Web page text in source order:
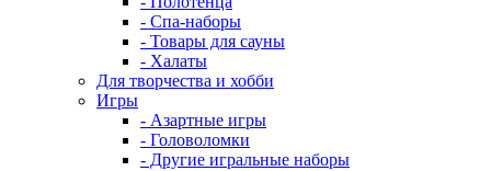
- Спа-наборы
- Товары для сауны
- Халаты
Для творчества и хобби
Игры
- Азартные игры
- Головоломки
- Другие игральные наборы